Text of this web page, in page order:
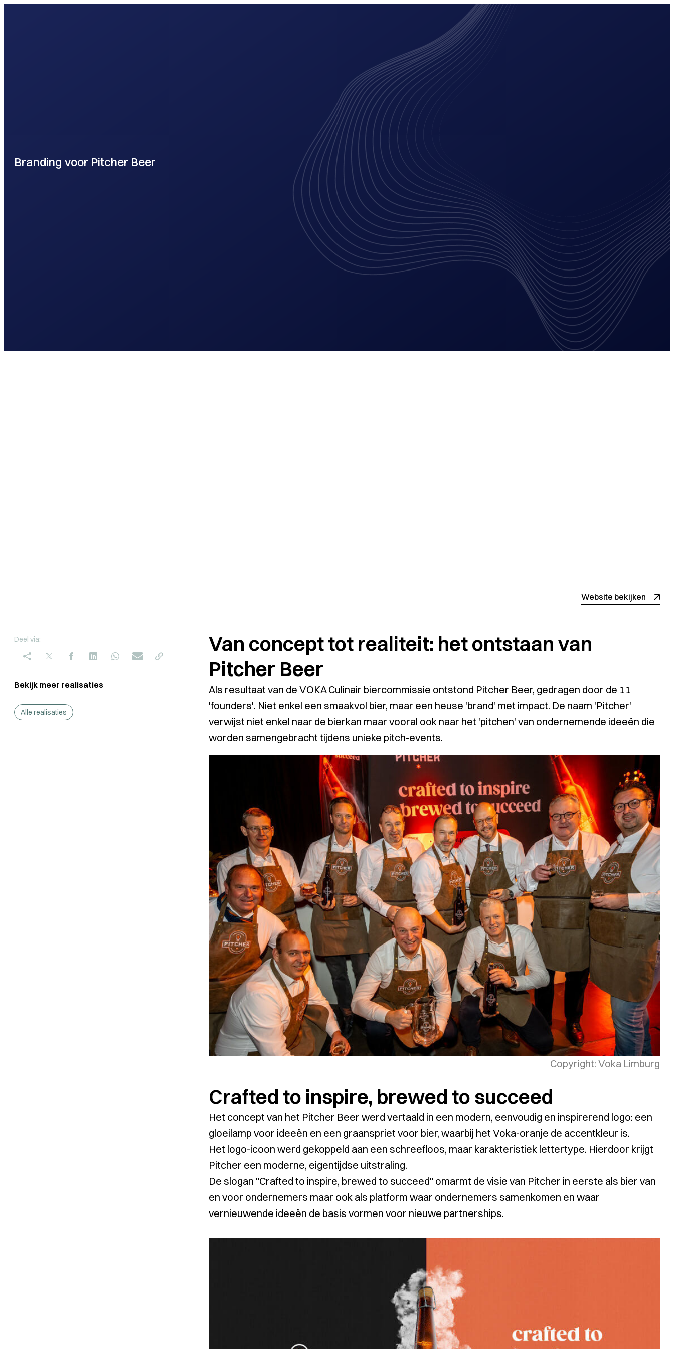
Branding voor Pitcher Beer
Lees meer
Print en drukwerk Website laten maken
Website bekijken
Deel via:
Bekijk meer realisaties
Alle realisaties
Van concept tot realiteit: het ontstaan van
Pitcher Beer
Als resultaat van de VOKA Culinair biercommissie ontstond Pitcher Beer, gedragen door de 11
'founders'. Niet enkel een smaakvol bier, maar een heuse 'brand' met impact. De naam 'Pitcher'
verwijst niet enkel naar de bierkan maar vooral ook naar het 'pitchen' van ondernemende ideeën die
worden samengebracht tijdens unieke pitch-events.
Copyright: Voka Limburg
Crafted to inspire, brewed to succeed
Het concept van het Pitcher Beer werd vertaald in een modern, eenvoudig en inspirerend logo: een
gloeilamp voor ideeën en een graanspriet voor bier, waarbij het Voka-oranje de accentkleur is.
Het logo-icoon werd gekoppeld aan een schreefloos, maar karakteristiek lettertype. Hierdoor krijgt
Pitcher een moderne, eigentijdse uitstraling.
De slogan "Crafted to inspire, brewed to succeed" omarmt de visie van Pitcher in eerste als bier van
en voor ondernemers maar ook als platform waar ondernemers samenkomen en waar
vernieuwende ideeën de basis vormen voor nieuwe partnerships.